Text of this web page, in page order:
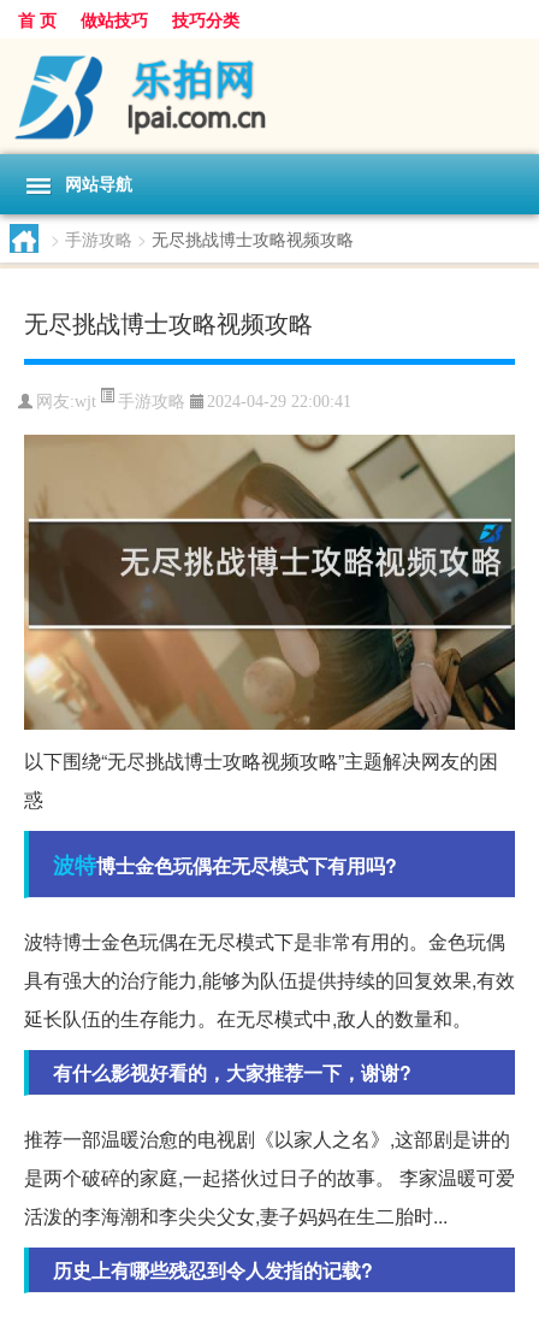
首 页 做站技巧 技巧分类
网站导航
> 手游攻略 > 无尽挑战博士攻略视频攻略
无尽挑战博士攻略视频攻略
网友:wjt 手游攻略 2024-04-29 22:00:41
以下围绕“无尽挑战博士攻略视频攻略”主题解决网友的困
惑
波特博士金色玩偶在无尽模式下有用吗?
波特博士金色玩偶在无尽模式下是非常有用的。金色玩偶
具有强大的治疗能力,能够为队伍提供持续的回复效果,有效
延长队伍的生存能力。在无尽模式中,敌人的数量和。
有什么影视好看的，大家推荐一下，谢谢?
推荐一部温暖治愈的电视剧《以家人之名》,这部剧是讲的
是两个破碎的家庭,一起搭伙过日子的故事。 李家温暖可爱
活泼的李海潮和李尖尖父女,妻子妈妈在生二胎时...
历史上有哪些残忍到令人发指的记载?